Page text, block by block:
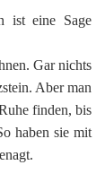
ist eine Sage
Gar nichts
Aber man
finden, bis
haben sie mit